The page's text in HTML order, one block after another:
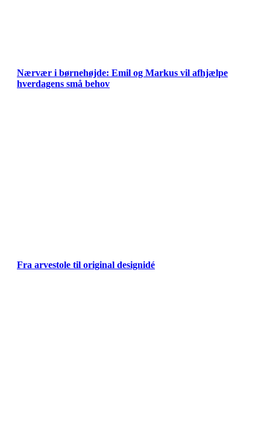
Nærvær i børnehøjde: Emil og Markus vil afhjælpe
hverdagens små behov
Fra arvestole til original designidé